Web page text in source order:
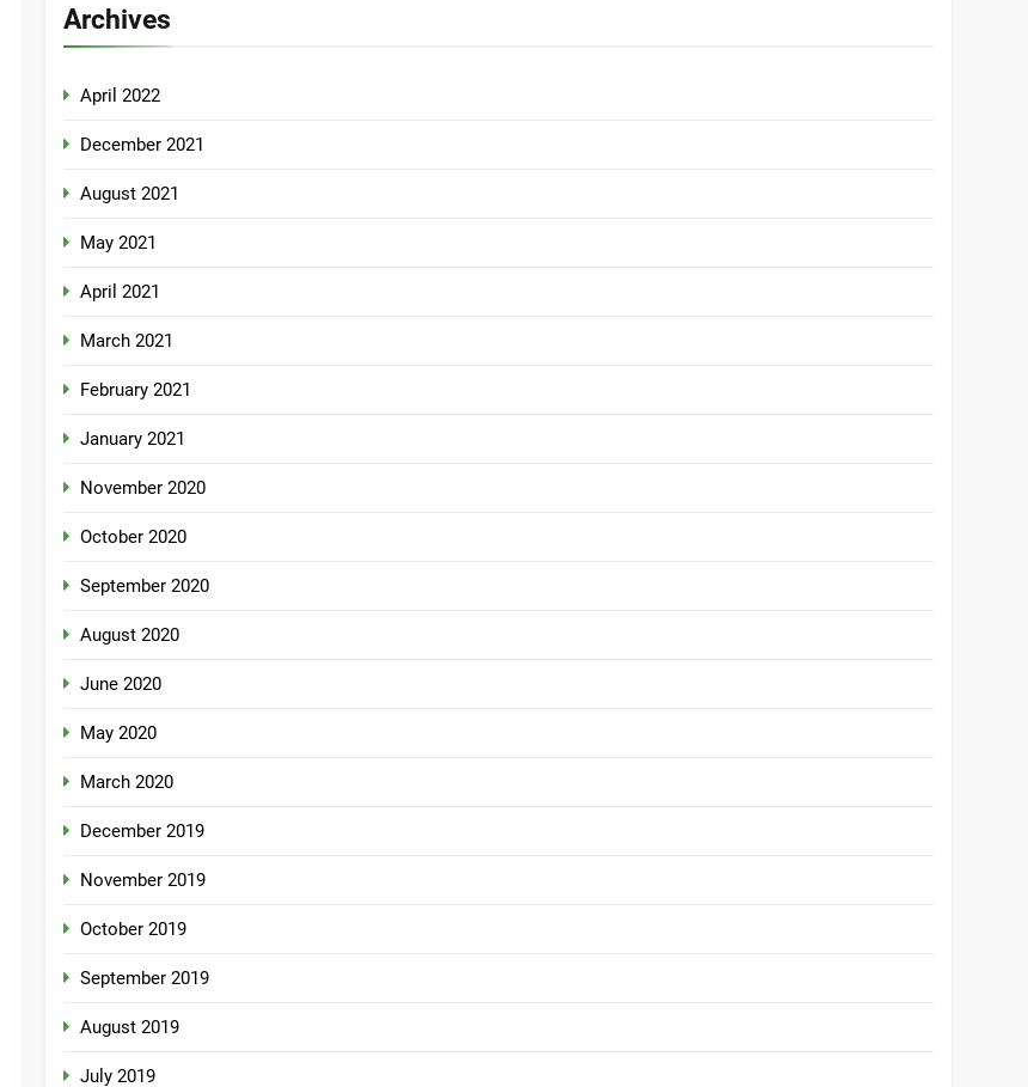
Archives
April 2022
December 2021
August 2021
May 2021
April 2021
March 2021
February 2021
January 2021
November 2020
October 2020
September 2020
August 2020
June 2020
May 2020
March 2020
December 2019
November 2019
October 2019
September 2019
August 2019
July 2019